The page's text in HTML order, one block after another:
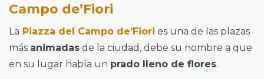
Campo de’Fiori
La Piazza del Campo de’Fiori es una de las plazas
más animadas de la ciudad, debe su nombre a que
en su lugar había un prado lleno de flores.